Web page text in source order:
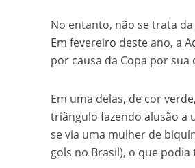
No entanto, não se trata
Em fevereiro deste ano, a
por causa da Copa por sua
Em uma delas, de cor
triângulo fazendo alusão a
se via uma mulher de
gols no Brasil), o que